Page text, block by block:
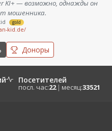
KI+ — возможно, однажды он
мошенника.
gold
kid.de/
Доноры
Посетителей
посл. час:22 | месяц:33521